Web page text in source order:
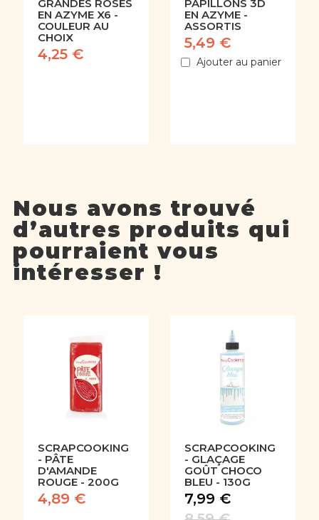
GRANDES ROSES
EN AZYME X6 -
COULEUR AU
CHOIX
4,25 €
PAPILLONS 3D
EN AZYME -
ASSORTIS
5,49 €
Ajouter au panier
Nous avons trouvé
d’autres produits qui
pourraient vous
intéresser !
SCRAPCOOKING
- PÂTE
D'AMANDE
ROUGE - 200G
4,89 €
SCRAPCOOKING
- GLAÇAGE
GOÛT CHOCO
BLEU - 130G
7,99 €